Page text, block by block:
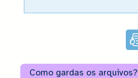
Como gardas os arquivos?